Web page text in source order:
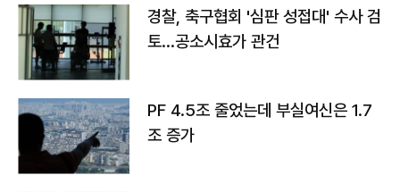
경찰, 축구협회 '심판 성접대' 수사 검
토…공소시효가 관건
PF 4.5조 줄었는데 부실여신은 1.7
조 증가